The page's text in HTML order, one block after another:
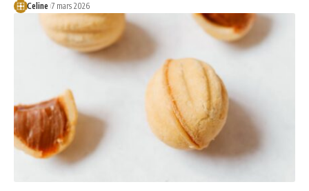
Celine 7 mars 2026